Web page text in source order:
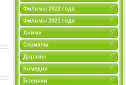
Фильмы 2022 года
Фильмы 2021 года
Аниме
Сериалы
Дорамы
Комедии
Боевики